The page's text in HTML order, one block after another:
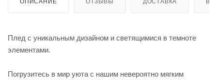
Плед с уникальным дизайном и светящимися в темноте
элементами.
Погрузитесь в мир уюта с нашим невероятно мягким